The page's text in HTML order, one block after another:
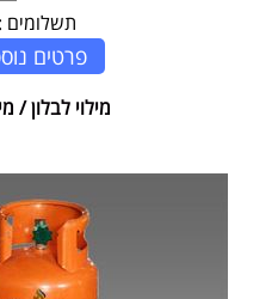
תשלומים :
פרטים
מילוי לבלון /